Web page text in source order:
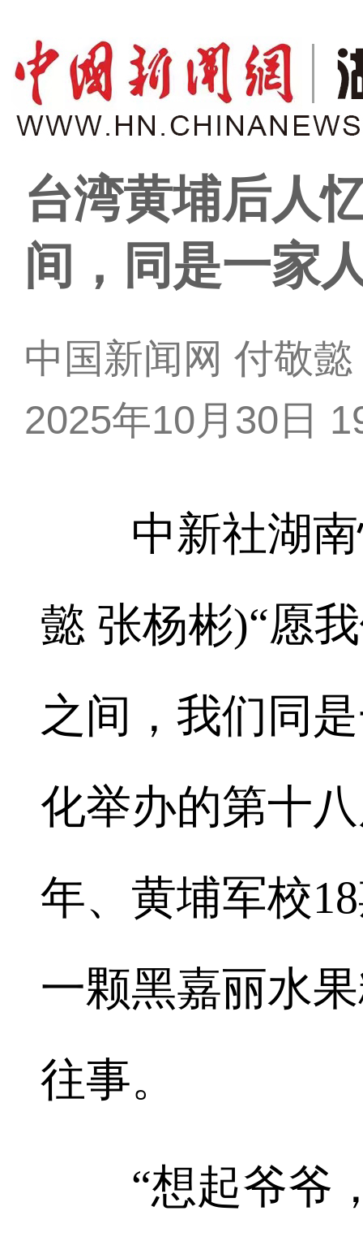
台湾黄埔后人
间，同是一家
中国新闻网 付敬
2025年10月30日
中新社湖南
懿 张杨彬)“愿
之间，我们同
化举办的第十
年、黄埔军校
一颗黑嘉丽水
往事。
“想起爷爷，